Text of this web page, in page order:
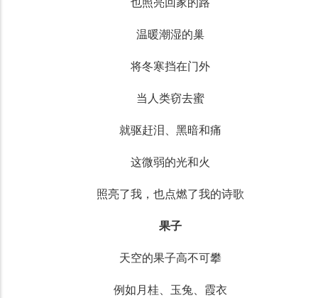
也照亮回家的路
温暖潮湿的巢
将冬寒挡在门外
当人类窃去蜜
就驱赶泪、黑暗和痛
这微弱的光和火
照亮了我，也点燃了我的诗歌
果子
天空的果子高不可攀
例如月桂、玉兔、霞衣